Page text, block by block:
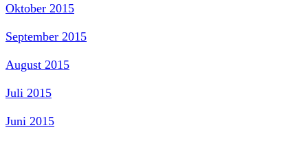
Oktober 2015
September 2015
August 2015
Juli 2015
Juni 2015